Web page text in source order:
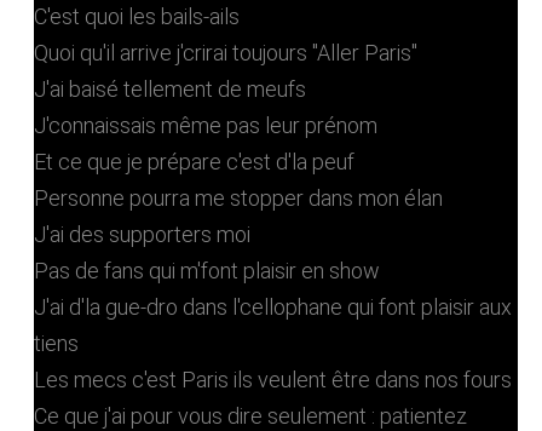
C'est quoi les bails-ails
Quoi qu'il arrive j'crirai toujours "Aller Paris"
J'ai baisé tellement de meufs
J'connaissais même pas leur prénom
Et ce que je prépare c'est d'la peuf
Personne pourra me stopper dans mon élan
J'ai des supporters moi
Pas de fans qui m'font plaisir en show
J'ai d'la gue-dro dans l'cellophane qui font plaisir aux
tiens
Les mecs c'est Paris ils veulent être dans nos fours
Ce que j'ai pour vous dire seulement : patientez